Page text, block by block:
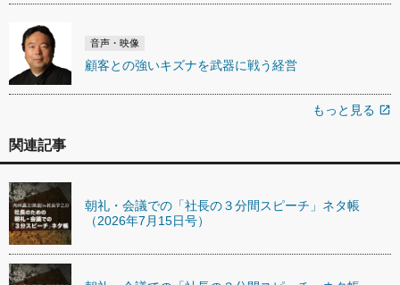
音声・映像
顧客との強いキズナを武器に戦う経営
もっと見る open_in_new
関連記事
朝礼・会議での「社長の３分間スピーチ」ネタ帳
（2026年7月15日号）